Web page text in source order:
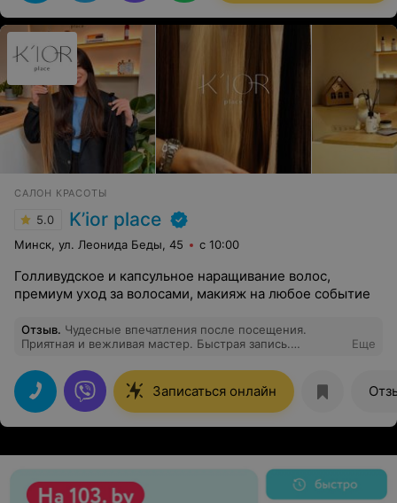
САЛОН КРАСОТЫ
5.0 K’ior place
Минск, ул. Леонида Беды, 45 с 10:00
Голливудское и капсульное наращивание волос,
премиум уход за волосами, макияж на любое событие
Отзыв. Чудесные впечатления после посещения.
Приятная и вежливая мастер. Быстрая запись.
Еще
Записаться онлайн